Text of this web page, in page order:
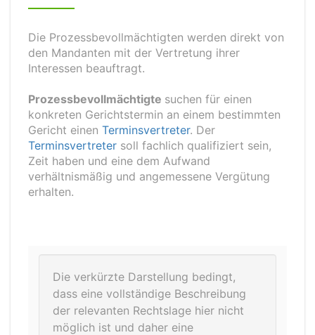
Die Prozessbevollmächtigten werden direkt von
den Mandanten mit der Vertretung ihrer
Interessen beauftragt.
Prozessbevollmächtigte suchen für einen
konkreten Gerichtstermin an einem bestimmten
Gericht einen Terminsvertreter. Der
Terminsvertreter soll fachlich qualifiziert sein,
Zeit haben und eine dem Aufwand
verhältnismäßig und angemessene Vergütung
erhalten.
Die verkürzte Darstellung bedingt,
dass eine vollständige Beschreibung
der relevanten Rechtslage hier nicht
möglich ist und daher eine